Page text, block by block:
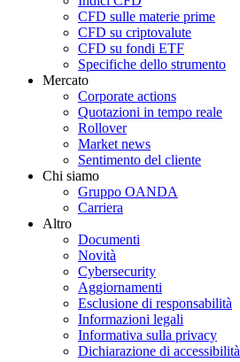
CFD sulle materie prime
CFD su criptovalute
CFD su fondi ETF
Specifiche dello strumento
Mercato
Corporate actions
Quotazioni in tempo reale
Rollover
Market news
Sentimento del cliente
Chi siamo
Gruppo OANDA
Carriera
Altro
Documenti
Novità
Cybersecurity
Aggiornamenti
Esclusione di responsabilità
Informazioni legali
Informativa sulla privacy
Dichiarazione di accessibilità